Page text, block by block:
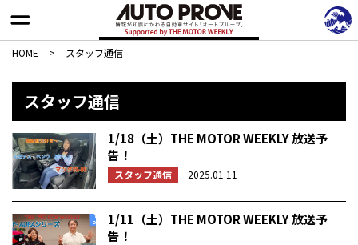
HOME > スタッフ通信
スタッフ通信
1/18（土）THE MOTOR WEEKLY 放送予
告！
スタッフ通信 2025.01.11
1/11（土）THE MOTOR WEEKLY 放送予
告！